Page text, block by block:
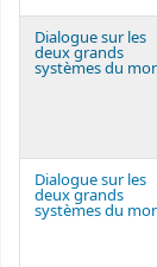
Dialogue sur les
deux grands
systèmes du
Dialogue sur les
deux grands
systèmes du